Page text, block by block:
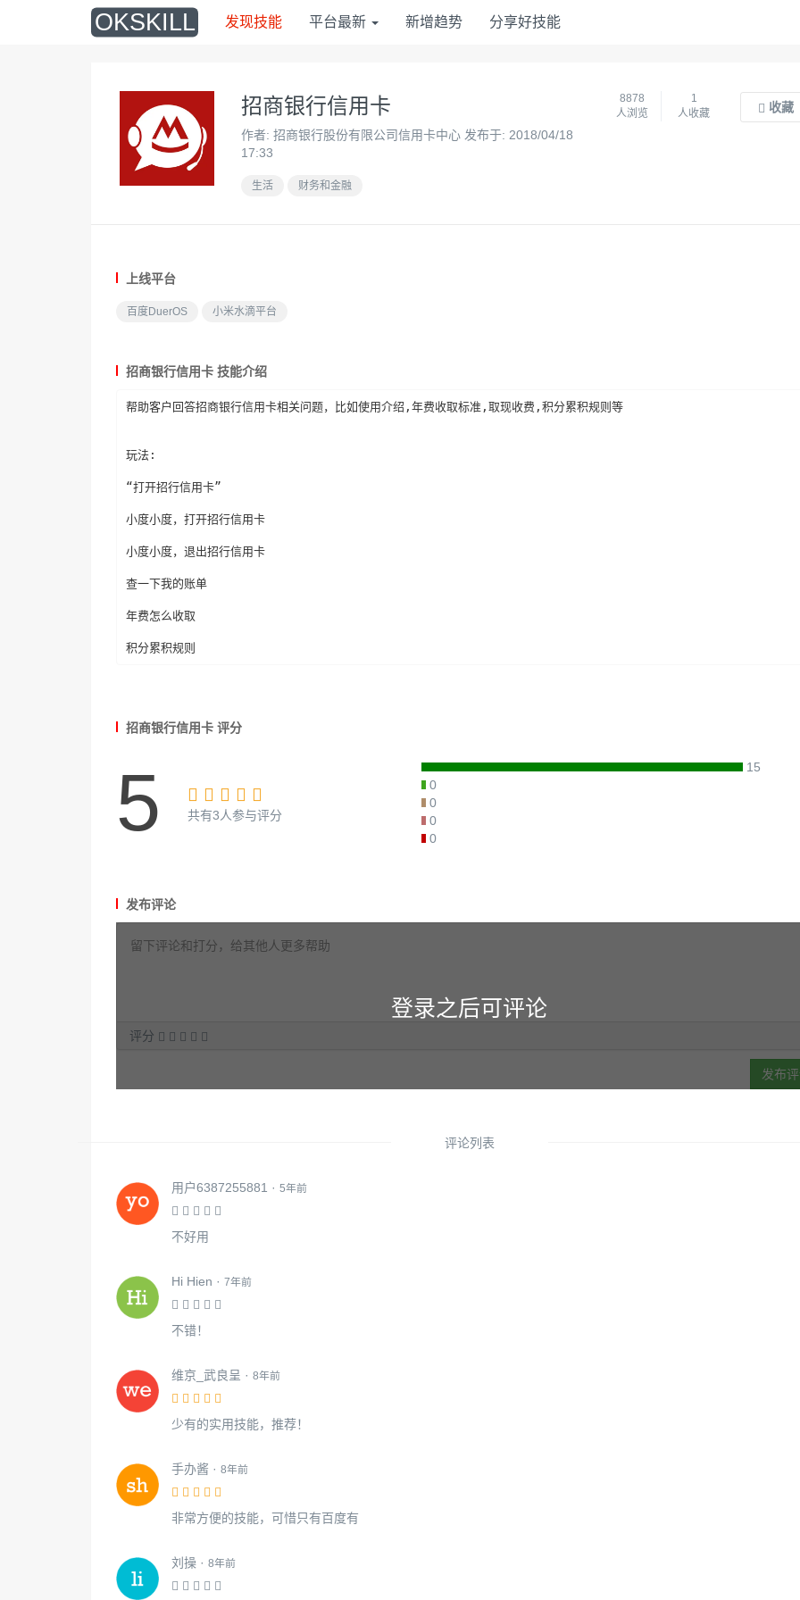
OKSKILL 发现技能 平台最新 新增趋势 分享好技能
招商银行信用卡
作者: 招商银行股份有限公司信用卡中心 发布于: 2018/04/18
17:33
生活 财务和金融
8878
人浏览
1
人收藏
收藏
上线平台
百度DuerOS 小米水滴平台
招商银行信用卡 技能介绍
帮助客户回答招商银行信用卡相关问题，比如使用介绍,年费收取标准,取现收费,积分累积规则等
玩法:
“打开招行信用卡”
小度小度，打开招行信用卡
小度小度，退出招行信用卡
查一下我的账单
年费怎么收取
积分累积规则
招商银行信用卡 评分
5 共有3人参与评分
15
0
0
0
0
发布评论
评分
发布
登录之后可评论
评论列表
用户6387255881 · 5年前
不好用
Hi Hien · 7年前
不错！
维京_武良呈 · 8年前
少有的实用技能，推荐！
手办酱 · 8年前
非常方便的技能，可惜只有百度有
刘操 · 8年前